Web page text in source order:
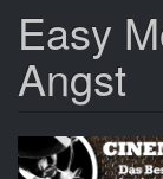
Easy
Angst